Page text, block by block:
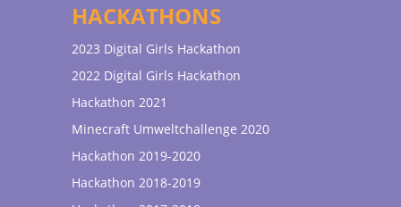
HACKATHONS
2023 Digital Girls Hackathon
2022 Digital Girls Hackathon
Hackathon 2021
Minecraft Umweltchallenge 2020
Hackathon 2019-2020
Hackathon 2018-2019